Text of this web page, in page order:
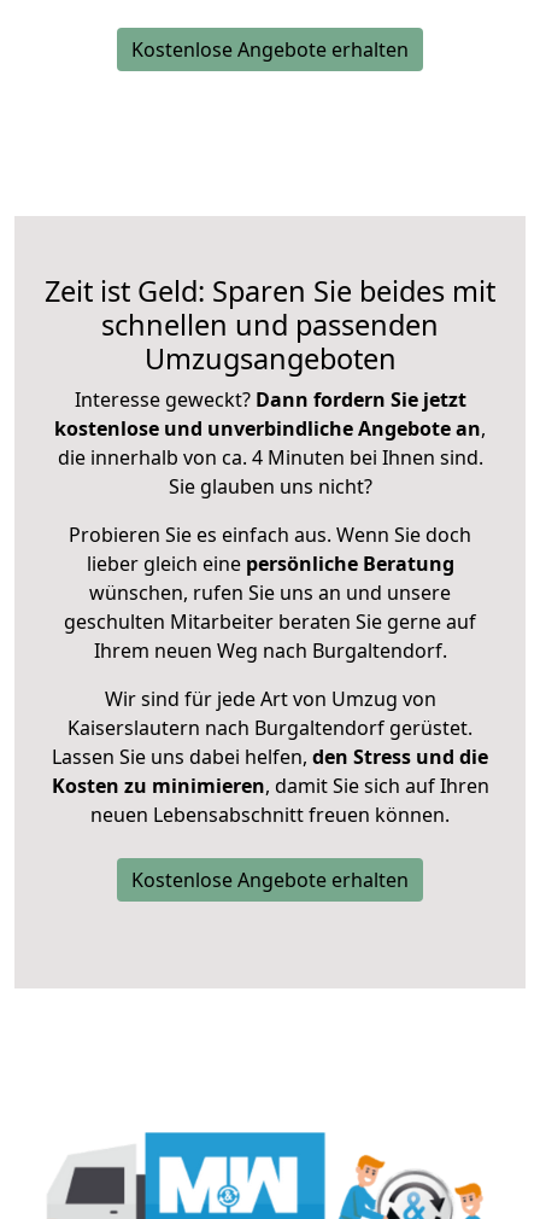
Kostenlose Angebote erhalten
Zeit ist Geld: Sparen Sie beides mit
schnellen und passenden
Umzugsangeboten
Interesse geweckt? Dann fordern Sie jetzt
kostenlose und unverbindliche Angebote an,
die innerhalb von ca. 4 Minuten bei Ihnen sind.
Sie glauben uns nicht?
Probieren Sie es einfach aus. Wenn Sie doch
lieber gleich eine persönliche Beratung
wünschen, rufen Sie uns an und unsere
geschulten Mitarbeiter beraten Sie gerne auf
Ihrem neuen Weg nach Burgaltendorf.
Wir sind für jede Art von Umzug von
Kaiserslautern nach Burgaltendorf gerüstet.
Lassen Sie uns dabei helfen, den Stress und die
Kosten zu minimieren, damit Sie sich auf Ihren
neuen Lebensabschnitt freuen können.
Kostenlose Angebote erhalten